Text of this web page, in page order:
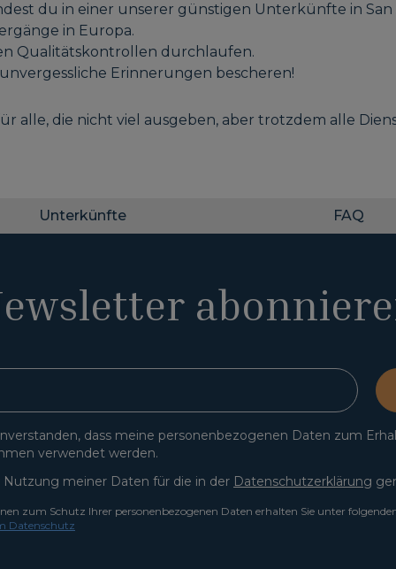
du in einer unserer günstigen Unterkünfte in San
in Europa.
Qualitätskontrollen durchlaufen.
Erinnerungen bescheren!
alle, die nicht viel ausgeben, aber trotzdem alle
Unterkünfte FAQ
dass meine personenbezogenen Daten zum
verwendet werden.
meiner Daten für die in der Datenschutzerklärung
zum Schutz Ihrer personenbezogenen Daten erhalten Sie unter
Datenschutz